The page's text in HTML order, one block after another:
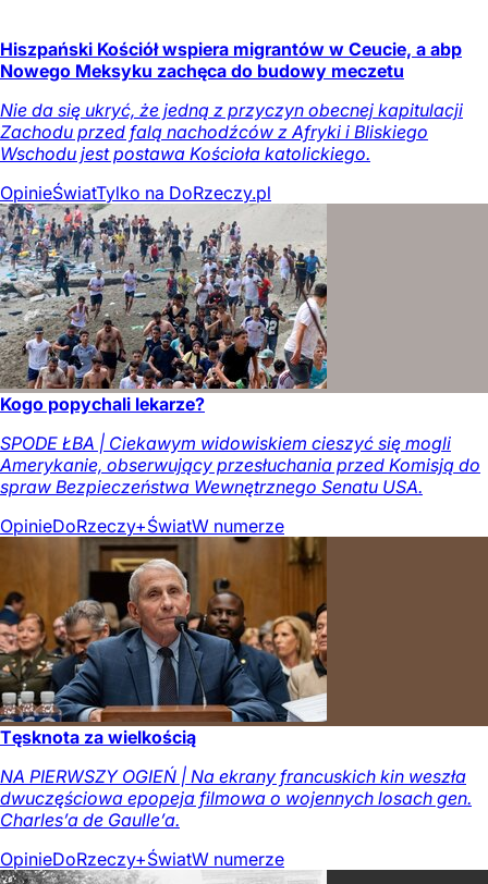
Hiszpański Kościół wspiera migrantów w Ceucie, a abp
Nowego Meksyku zachęca do budowy meczetu
Nie da się ukryć, że jedną z przyczyn obecnej kapitulacji
Zachodu przed falą nachodźców z Afryki i Bliskiego
Wschodu jest postawa Kościoła katolickiego.
OpinieŚwiatTylko na DoRzeczy.pl
Kogo popychali lekarze?
SPODE ŁBA | Ciekawym widowiskiem cieszyć się mogli
Amerykanie, obserwujący przesłuchania przed Komisją do
spraw Bezpieczeństwa Wewnętrznego Senatu USA.
OpinieDoRzeczy+ŚwiatW numerze
Tęsknota za wielkością
NA PIERWSZY OGIEŃ | Na ekrany francuskich kin weszła
dwuczęściowa epopeja filmowa o wojennych losach gen.
Charles’a de Gaulle’a.
OpinieDoRzeczy+ŚwiatW numerze